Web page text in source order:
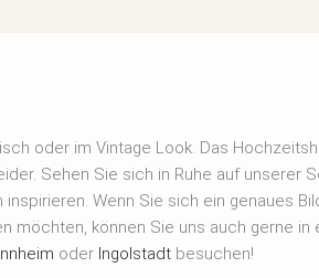
oder im Vintage Look. Das
Sehen Sie sich in Ruhe auf unserer
Wenn Sie sich ein genaues
möchten, können Sie uns auch gerne in
oder Ingolstadtbesuchen!